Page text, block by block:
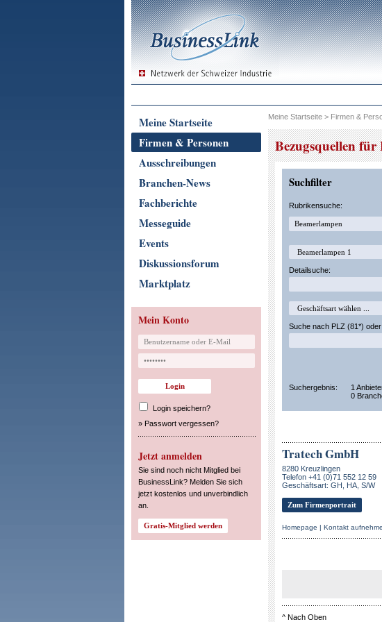
Meine Startseite
Firmen & Personen
Ausschreibungen
Branchen-News
Fachberichte
Messeguide
Events
Diskussionsforum
Marktplatz
Mein Konto
Login speichern?
» Passwort vergessen?
Jetzt anmelden
Sie sind noch nicht Mitglied bei
BusinessLink? Melden Sie sich
jetzt kostenlos und unverbindlich
an.
Meine Startseite > Firmen &
Bezugsquellen für
Suchfilter
Rubrikensuche:
Detailsuche:
Suche nach PLZ (81*)
Suchergebnis:
1
0
Tratech GmbH
8280 Kreuzlingen
Telefon +41 (0)71 552 12 59
Geschäftsart: GH, HA, S/W
Zum Firmenportrait
Homepage | Kontakt
^ Nach Oben